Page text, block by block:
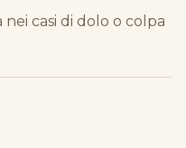
casi di dolo o colpa